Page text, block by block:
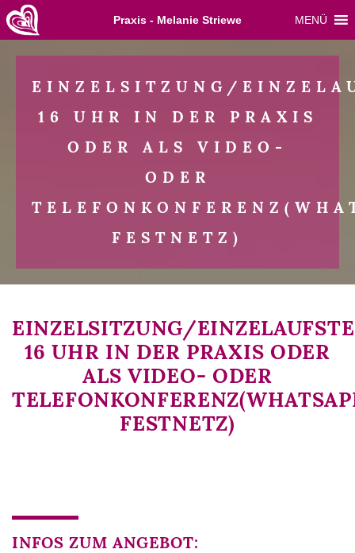
Skip
to
Praxis - Melanie Striewe MENÜ
EINZELSITZUNG/
16 UHR IN DER PRAXIS
ODER ALS VIDEO-
ODER
FESTNETZ)
EINZELSITZUNG/
16 UHR IN DER PRAXIS ODER
ALS VIDEO- ODER
FESTNETZ)
INFOS ZUM ANGEBOT: